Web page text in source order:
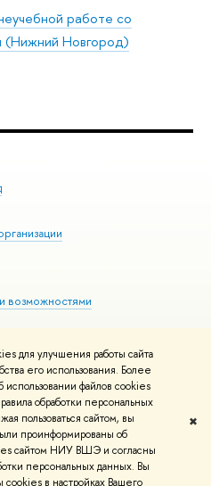
для улучшения работы сайта
его использования. Более
файлов cookies
обработки персональных
пользоваться сайтом, вы
проинформированы об
сайтом НИУ ВШЭ и согласны
персональных данных. Вы
в настройках Вашего
✖
работе со
(Нижний Новгород)
возможностями
контакты Условия использования
Карта сайта